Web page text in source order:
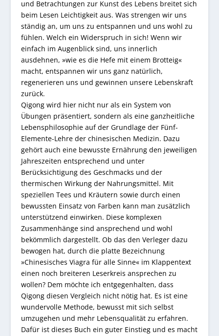
und Betrachtungen zur Kunst des Lebens breitet sich
beim Lesen Leichtigkeit aus. Was strengen wir uns
ständig an, um uns zu entspannen und uns wohl zu
fühlen. Welch ein Widerspruch in sich! Wenn wir
einfach im Augenblick sind, uns innerlich
ausdehnen, »wie es die Hefe mit einem Brotteig«
macht, entspannen wir uns ganz natürlich,
regenerieren uns und gewinnen unsere Lebenskraft
zurück.
Qigong wird hier nicht nur als ein System von
Übungen präsentiert, sondern als eine ganzheitliche
Lebensphilosophie auf der Grundlage der Fünf-
Elemente-Lehre der chinesischen Medizin. Dazu
gehört auch eine bewusste Ernährung den jeweiligen
Jahreszeiten entsprechend und unter
Berücksichtigung des Geschmacks und der
thermischen Wirkung der Nahrungsmittel. Mit
speziellen Tees und Kräutern sowie durch einen
bewussten Einsatz von Farben kann man zusätzlich
unterstützend einwirken. Diese komplexen
Zusammenhänge sind ansprechend und wohl
bekömmlich dargestellt. Ob das den Verleger dazu
bewogen hat, durch die platte Bezeichnung
»Chinesisches Viagra für alle Sinne« im Klappentext
einen noch breiteren Leserkreis ansprechen zu
wollen? Dem möchte ich entgegenhalten, dass
Qigong diesen Vergleich nicht nötig hat. Es ist eine
wundervolle Methode, bewusst mit sich selbst
umzugehen und mehr Lebensqualität zu erfahren.
Dafür ist dieses Buch ein guter Einstieg und es macht